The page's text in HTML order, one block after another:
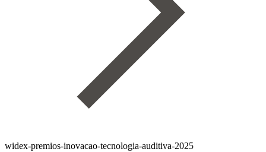
widex-premios-inovacao-tecnologia-auditiva-2025